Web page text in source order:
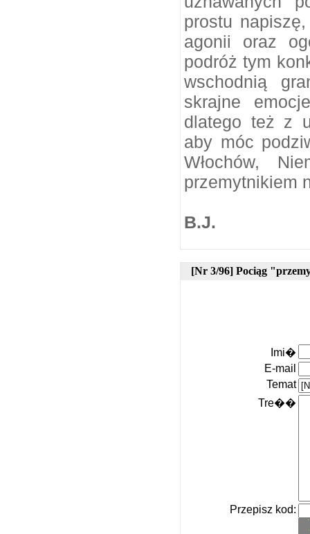
prostu
agonii oraz
podróż tym
wschodnią
skrajne
dlatego też z
aby móc
Włochów,
przemytnikiem
B.J.
[Nr 3/96] Pociąg
Imi�
E-mail
Temat
Tre��
Przepisz kod: